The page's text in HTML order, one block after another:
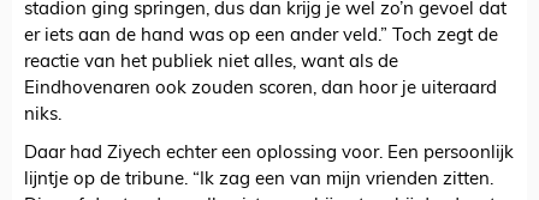
stadion ging springen, dus dan krijg je wel zo’n gevoel dat
er iets aan de hand was op een ander veld.” Toch zegt de
reactie van het publiek niet alles, want als de
Eindhovenaren ook zouden scoren, dan hoor je uiteraard
niks.
Daar had Ziyech echter een oplossing voor. Een persoonlijk
lijntje op de tribune. “Ik zag een van mijn vrienden zitten.